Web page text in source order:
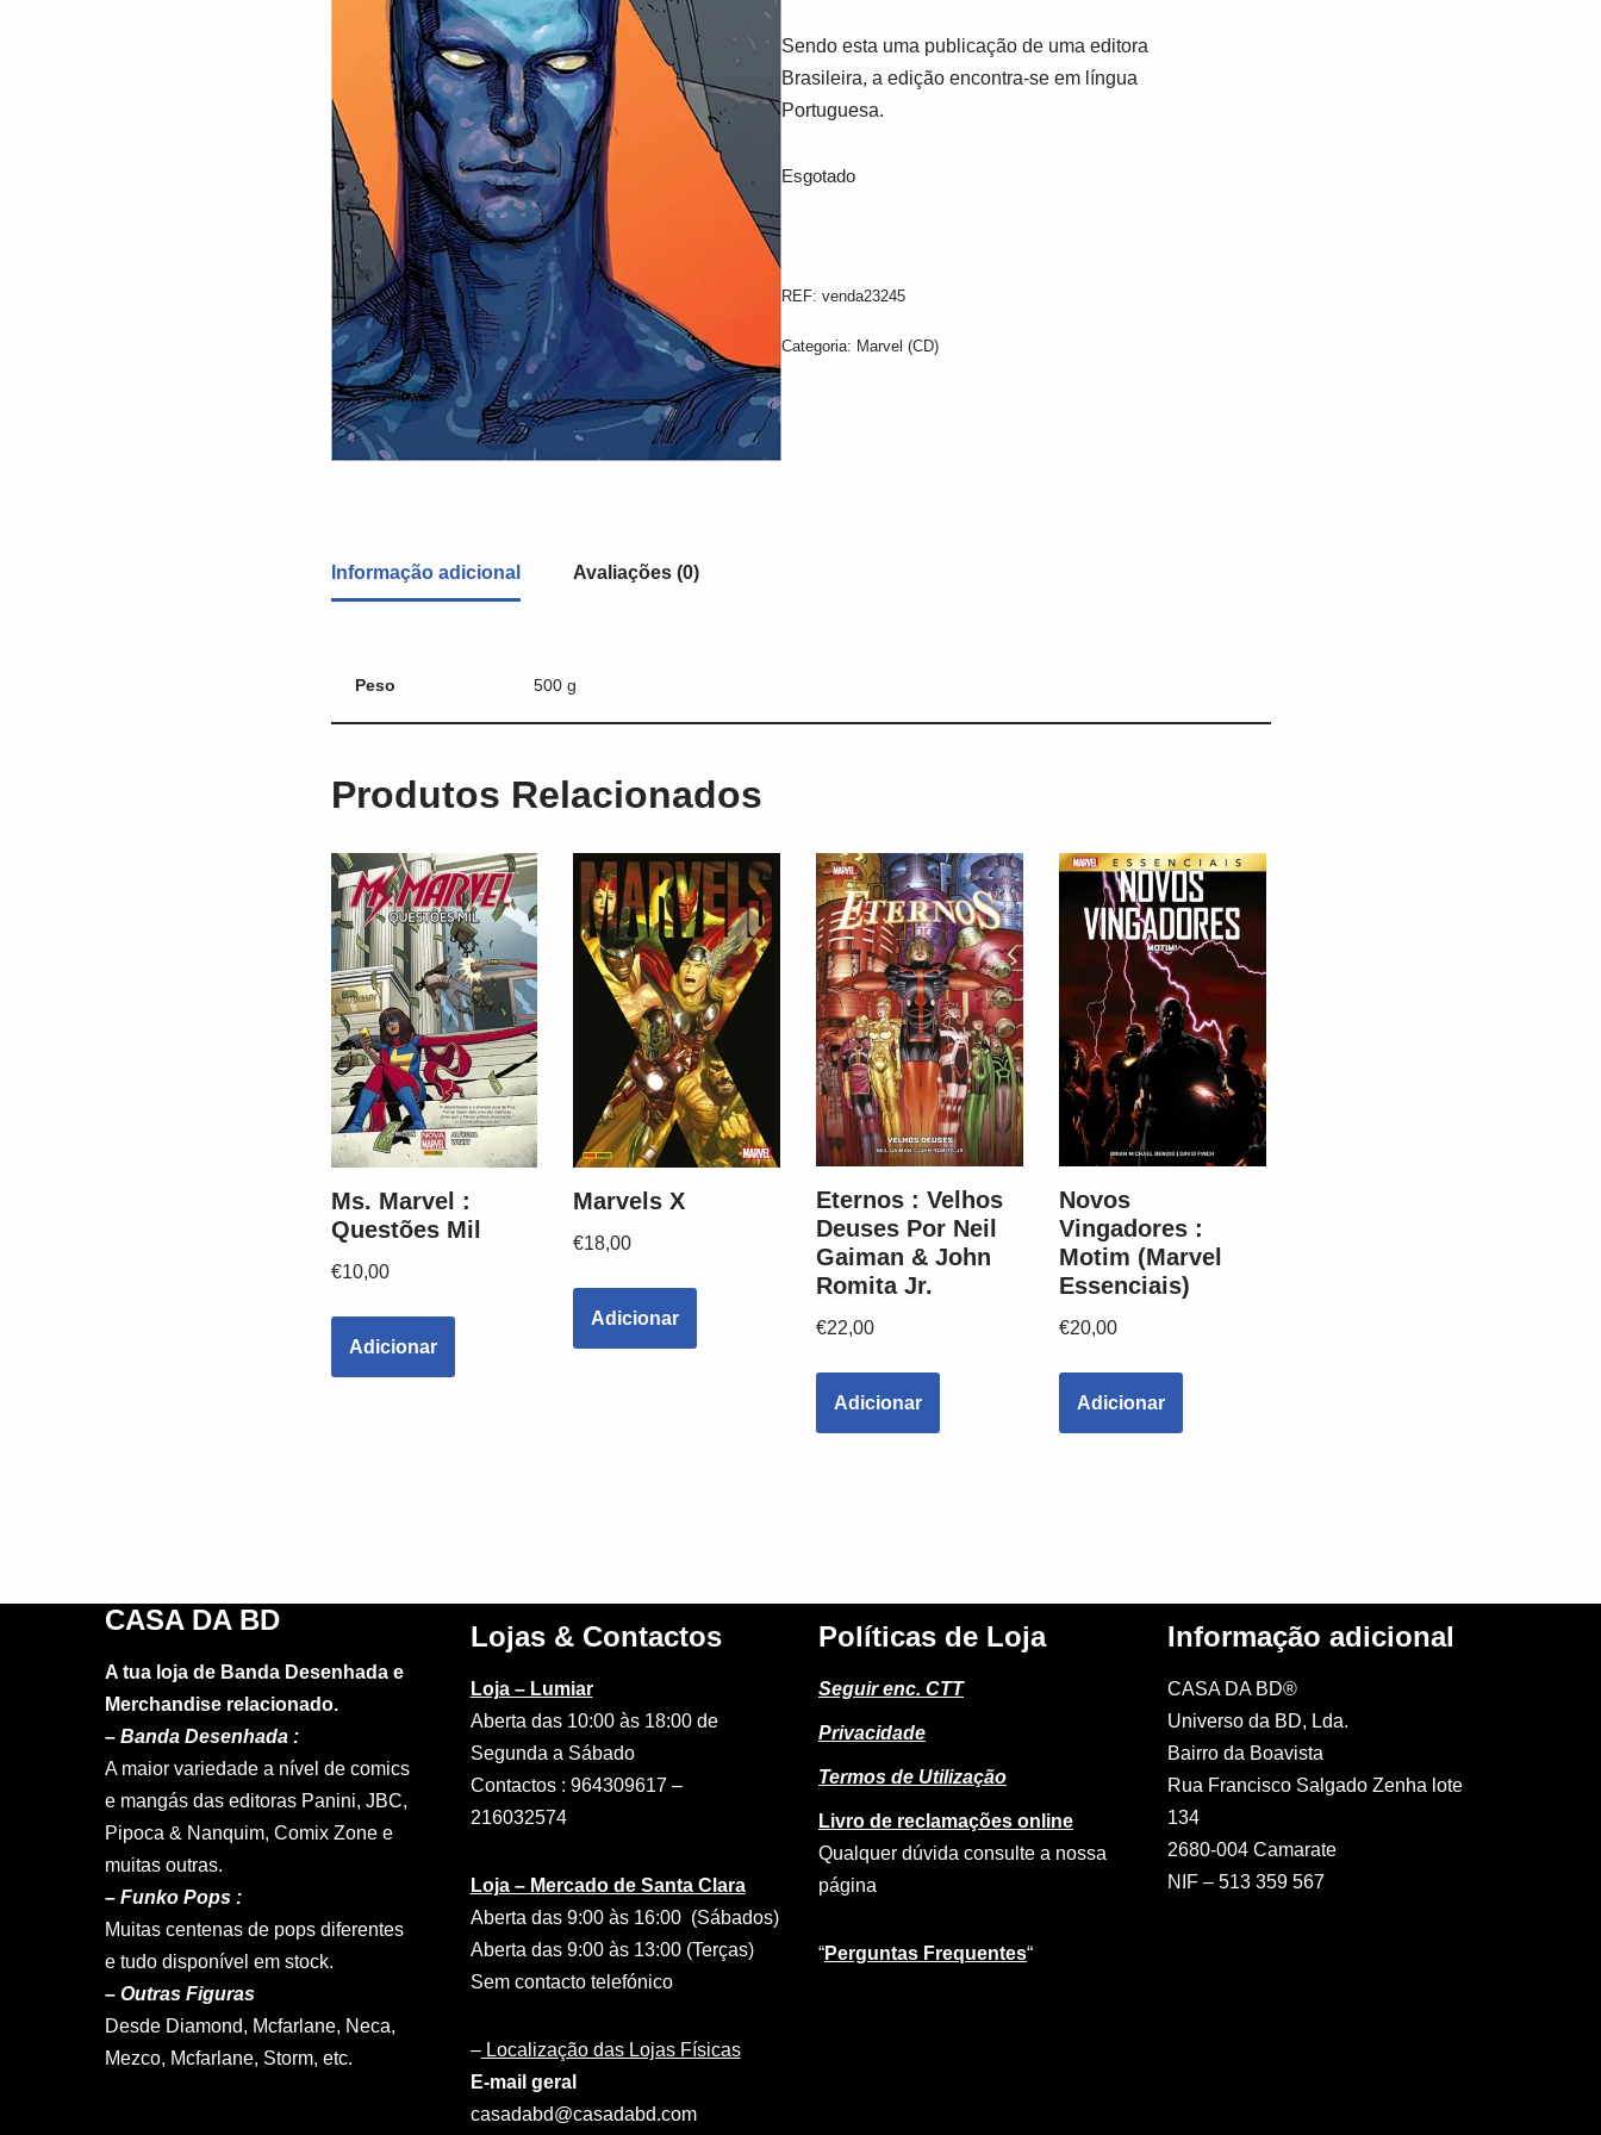
Sendo esta uma publicação de uma editora
Brasileira, a edição encontra-se em língua
Portuguesa.
Esgotado
REF:venda23245
Categoria: Marvel (CD)
Informação adicional Avaliações (0)
Peso 500 g
Produtos Relacionados
Ms. Marvel :
Questões Mil
€10,00
Adicionar
Marvels X
€18,00
Adicionar
Eternos : Velhos
Deuses Por Neil
Gaiman & John
Romita Jr.
€22,00
Adicionar
Novos
Vingadores :
Motim (Marvel
Essenciais)
€20,00
Adicionar
CASA DA BD
A tua loja de Banda Desenhada e
Merchandise relacionado.
– Banda Desenhada :
A maior variedade a nível de comics
e mangás das editoras Panini, JBC,
Pipoca & Nanquim, Comix Zone e
muitas outras.
– Funko Pops :
Muitas centenas de pops diferentes
e tudo disponível em stock.
– Outras Figuras
Desde Diamond, Mcfarlane, Neca,
Mezco, Mcfarlane, Storm, etc.
Lojas & Contactos
Loja – Lumiar
Aberta das 10:00 às 18:00 de
Segunda a Sábado
Contactos : 964309617 –
216032574
Loja – Mercado de Santa Clara
Aberta das 9:00 às 16:00 (Sábados)
Aberta das 9:00 às 13:00 (Terças)
Sem contacto telefónico
–Localização das Lojas Físicas
E-mail geral
casadabd@casadabd.com
Políticas de Loja
Seguir enc. CTT
Privacidade
Termos de Utilização
Livro de reclamações online
Qualquer dúvida consulte a nossa
página
“Perguntas Frequentes“
Informação adicional
CASA DA BD®
Universo da BD, Lda.
Bairro da Boavista
Rua Francisco Salgado Zenha lote
134
2680-004 Camarate
NIF – 513 359 567